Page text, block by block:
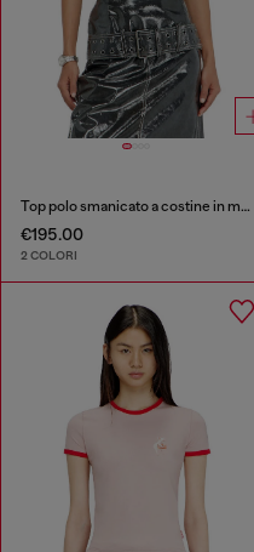
Top polo smanicato a costine in misto seta
€195.00
2 COLORI